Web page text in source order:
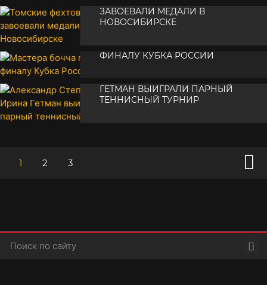
ЗАВОЕВАЛИ МЕДАЛИ В
НОВОСИБИРСКЕ
ФИНАЛУ КУБКА РОССИИ
ГЕТМАН ВЫИГРАЛИ ПАРНЫЙ
ТЕННИСНЫЙ ТУРНИР
1 2 3